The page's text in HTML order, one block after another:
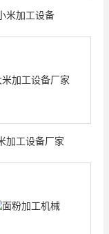
米加工设备
加工设备厂家